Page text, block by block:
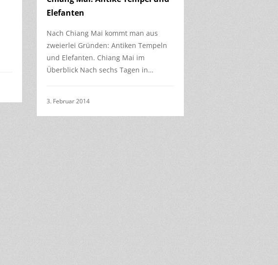
Elefanten
Nach Chiang Mai kommt man aus
zweierlei Gründen: Antiken Tempeln
und Elefanten. Chiang Mai im
Überblick Nach sechs Tagen in…
3. Februar 2014